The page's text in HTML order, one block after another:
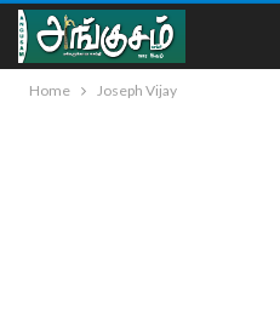
Home Joseph Vijay